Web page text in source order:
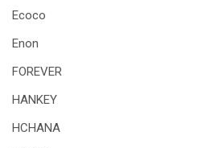
Ecoco
Enon
FOREVER
HANKEY
HCHANA